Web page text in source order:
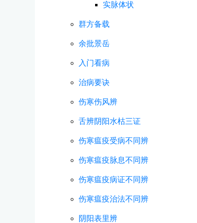
实脉体状
群方备载
余批景岳
入门看病
治病要诀
伤寒伤风辨
舌辨阴阳水枯三证
伤寒瘟疫受病不同辨
伤寒瘟疫脉息不同辨
伤寒瘟疫病证不同辨
伤寒瘟疫治法不同辨
阴阳表里辨